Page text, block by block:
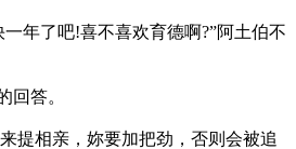
了吧!喜不喜欢育德啊?”阿土伯不
答。
相亲，妳要加把劲，否则会被追